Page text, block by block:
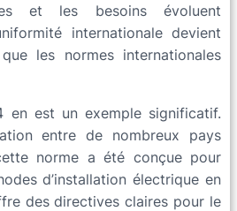
et les besoins évoluent
internationale devient
les normes internationales
en est un exemple significatif.
entre de nombreux pays
norme a été conçue pour
d’installation électrique en
des directives claires pour le